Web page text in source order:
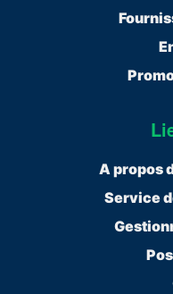
A propos
Service